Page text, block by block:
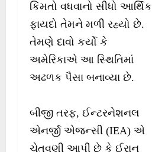
કિંમતો વધવાનો સીધો આર્થિક
ફાયદો તેમને મળી રહ્યો છે.
તેમણે દાવો કર્યો કે
અમેરિકાએ આ સ્થિતિમાં
અઢળક પૈસા બનાવ્યા છે.
બીજી તરફ, ઈન્ટરનેશનલ
એનર્જી એજન્સી (IEA) એ
ચેતવણી આપી છે કે ઈરાન